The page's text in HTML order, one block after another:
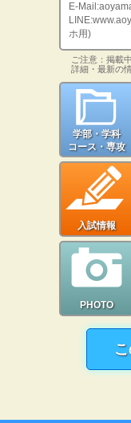
E-
ホ用)
ご注意：掲載
詳細・最新の
学部・学科
コース・専攻
入試情報
PHOTO